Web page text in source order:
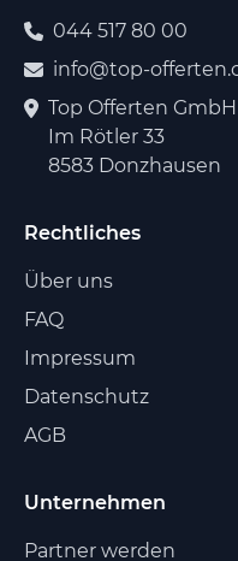
044 517 80 00
info@top-
Top Offerten GmbH
Im Rötler 33
8583 Donzhausen
Rechtliches
Über uns
FAQ
Impressum
Datenschutz
AGB
Unternehmen
Partner werden